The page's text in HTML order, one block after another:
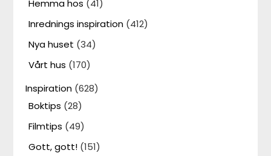
Hemma hos (41)
Inrednings inspiration (412)
Nya huset (34)
Vårt hus (170)
Inspiration (628)
Boktips (28)
Filmtips (49)
Gott, gott! (151)